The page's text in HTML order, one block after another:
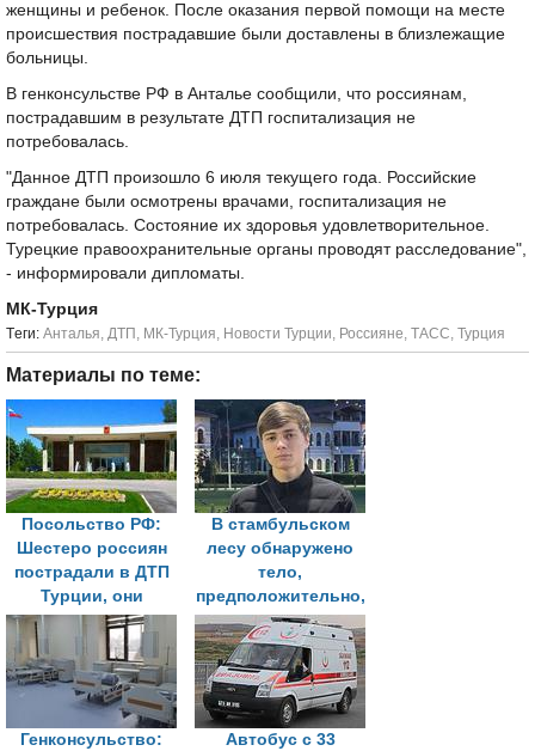
женщины и ребенок. После оказания первой помощи на месте
происшествия пострадавшие были доставлены в близлежащие
больницы.
В генконсульстве РФ в Анталье сообщили, что россиянам,
пострадавшим в результате ДТП госпитализация не
потребовалась.
"Данное ДТП произошло 6 июля текущего года. Российские
граждане были осмотрены врачами, госпитализация не
потребовалась. Состояние их здоровья удовлетворительное.
Турецкие правоохранительные органы проводят расследование",
- информировали дипломаты.
МК-Турция
Tеги: Анталья, ДТП , МК-Турция, Новости Турции, Россияне, ТАСС, Турция
Материалы по теме:
Посольство РФ:
Шестеро россиян
пострадали в ДТП
Турции, они
госпитализированы
В стамбульском
лесу обнаружено
тело,
предположительно,
россиянина
Генконсульство:
Автобус с 33